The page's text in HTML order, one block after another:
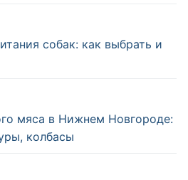
собак: как выбрать и
мяса в Нижнем Новгороде:
колбасы